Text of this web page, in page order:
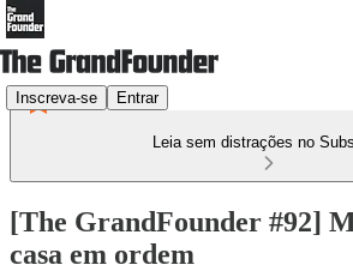
Inscreva-se Entrar
Leia sem distrações no
[The GrandFounder #92]
casa em ordem